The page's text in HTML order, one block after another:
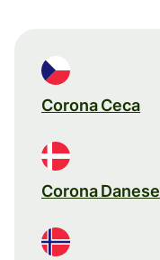
Corona Ceca
Corona Danese